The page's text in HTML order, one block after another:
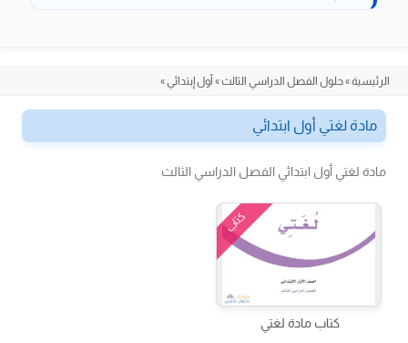
الرئيسية»حلول الفصل الدراسي الثالث» أول إبتدائي»
مادة لغتي أول ابتدائي
مادة لغتي أول ابتدائي الفصل الدراسي الثالث
كتاب
كتاب مادة لغتي